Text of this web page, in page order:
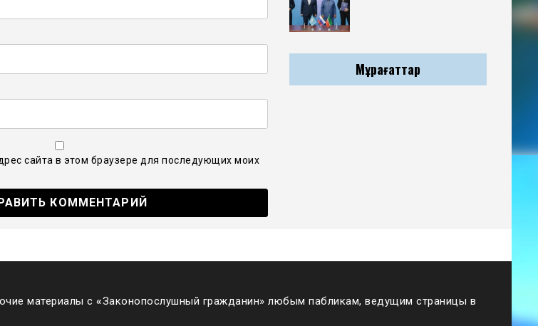
сайта в этом браузере для последующих моих
Мұрағаттар
материалы с «Законопослушный гражданин» любым пабликам, ведущим страницы в